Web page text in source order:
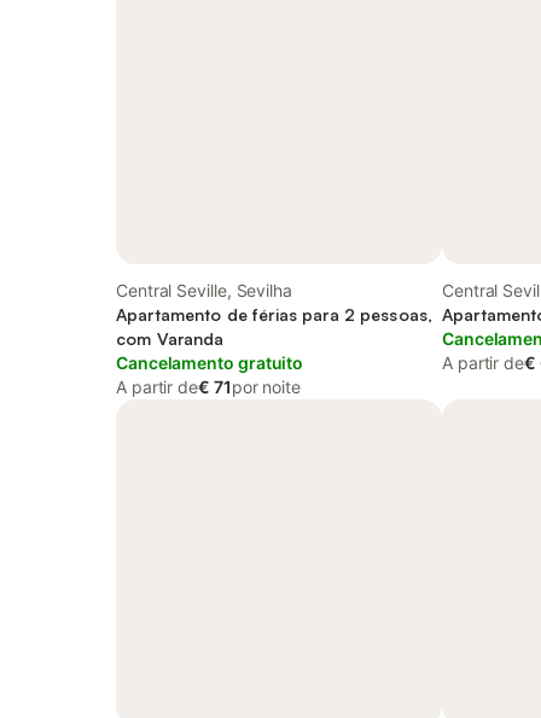
Central Seville, Sevilha
Apartamento de férias para 2 pessoas,
com Varanda
Cancelamento gratuito
A partir de€ 71por noite
Central
A partir de€